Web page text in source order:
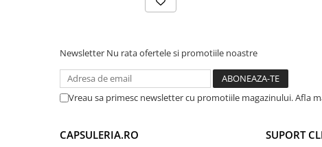
Newsletter Nu rata ofertele si promotiile noastre
Vreau sa primesc newsletter cu promotiile magazinului. Afla
CAPSULERIA.RO SUPORT